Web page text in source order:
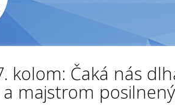
kolom: Čaká nás
majstrom